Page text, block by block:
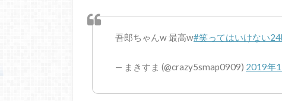
吾郎ちゃんw 最高w#笑ってはいけない
— まきすま (@crazy5smap0909) 2019年